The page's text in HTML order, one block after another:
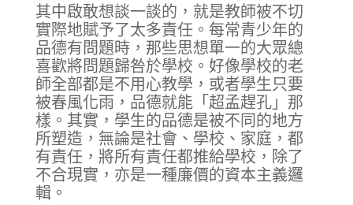
其中啟敢想談一談的，就是教師被不切
實際地賦予了太多責任。每常青少年的
品德有問題時，那些思想單一的大眾總
喜歡將問題歸咎於學校。好像學校的老
師全部都是不用心教學，或者學生只要
被春風化雨，品德就能「超孟趕孔」那
樣。其實，學生的品德是被不同的地方
所塑造，無論是社會、學校、家庭，都
有責任，將所有責任都推給學校，除了
不合現實，亦是一種廉價的資本主義邏
輯。